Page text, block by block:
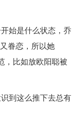
始是什么状态，乔
眷恋，所以她
，比如放欧阳聪被
到这么推下去总有